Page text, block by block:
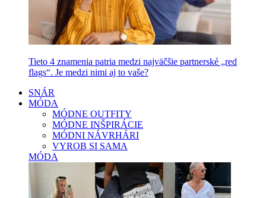
Tieto 4 znamenia patria medzi najväčšie partnerské „red
flags“. Je medzi nimi aj to vaše?
SNÁR
MÓDA
MÓDNE OUTFITY
MÓDNE INŠPIRÁCIE
MÓDNI NÁVRHÁRI
VYROB SI SAMA
MÓDA